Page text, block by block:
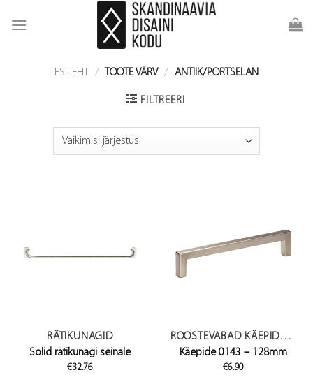
ESILEHT / TOOTE VÄRV / ANTIIK/PORTSELAN
FILTREERI
RÄTIKUNAGID
Solid rätikunagi seinale
€32.76
ROOSTEVABAD KÄEPIDEMED
Käepide 0143 – 128mm
€6.90